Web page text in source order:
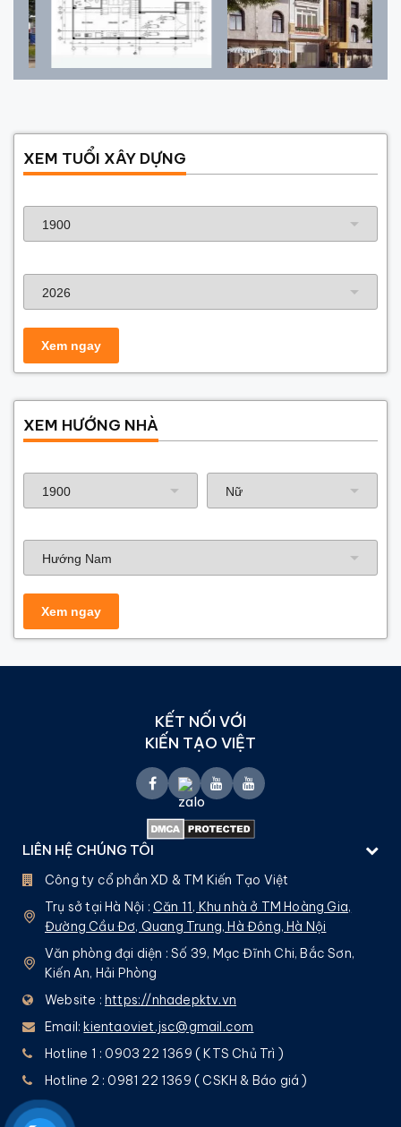
XEM TUỔI XÂY DỰNG
XEM HƯỚNG NHÀ
KẾT NỐI VỚI
KIẾN TẠO VIỆT
LIÊN HỆ CHÚNG TÔI
Công ty cổ phần XD & TM Kiến Tạo Việt
Trụ sở tại Hà Nội : Căn 11, Khu nhà ở TM Hoàng Gia,
Đường Cầu Đơ, Quang Trung, Hà Đông, Hà Nội
Văn phòng đại diện : Số 39, Mạc Đĩnh Chi, Bắc Sơn,
Kiến An, Hải Phòng
Website : https://nhadepktv.vn
Email:kientaoviet.jsc@gmail.com
Hotline 1 : 0903 22 1369 ( KTS Chủ Trì )
Hotline 2 : 0981 22 1369 ( CSKH & Báo giá )